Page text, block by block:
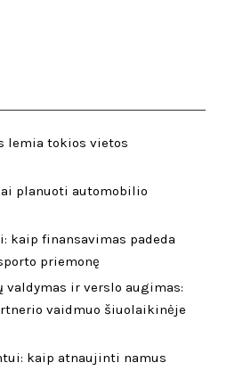
lemia tokios vietos
planuoti automobilio
kaip finansavimas padeda
priemonę
valdymas ir verslo augimas:
vaidmuo šiuolaikinėje
kaip atnaujinti namus